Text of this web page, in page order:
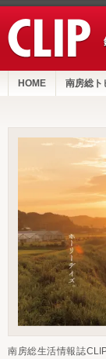
HOME 南房総ト
南房総生活情報誌